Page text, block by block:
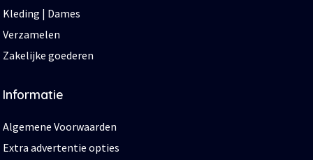
Kleding | Dames
Verzamelen
Zakelijke goederen
Informatie
Algemene Voorwaarden
Extra advertentie opties